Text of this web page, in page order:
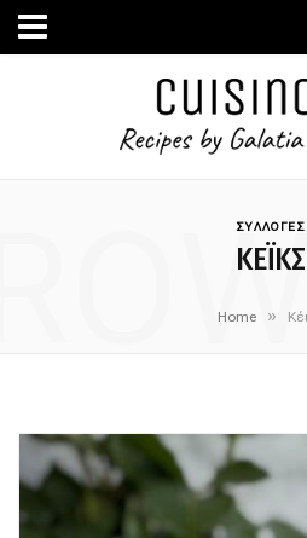
ΣΥΛΛΟΓΕΣ
ΚΈΙΚΣ
Home »